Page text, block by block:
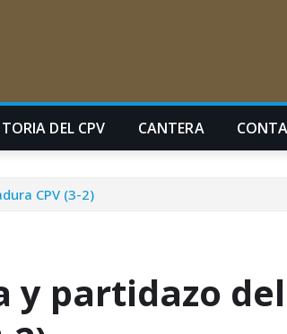
DEL CPV CANTERA
CPV (3-2)
y partidazo del